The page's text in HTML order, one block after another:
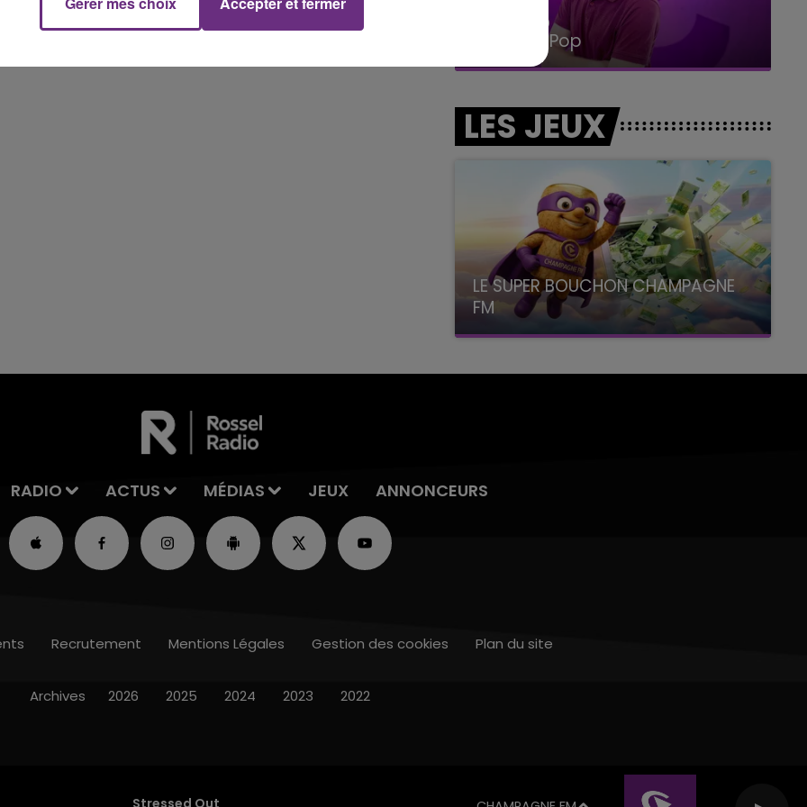
14h00 - 15h00
La Radio Pop
LES JEUX
LE SUPER BOUCHON CHAMPAGNE
FM
avec La Famille Champagne FM, à 8H10
RADIO ACTUS MÉDIAS JEUX ANNONCEURS
Stressed Out
Recrutement Mentions Légales Gestion des cookies Plan du site
Archives 2026 2025 2024 2023 2022